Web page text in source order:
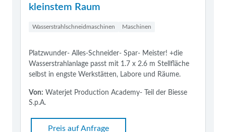
kleinstem Raum
Wasserstrahlschneidmaschinen Maschinen
Platzwunder- Alles-Schneider- Spar- Meister! +die
Wasserstrahlanlage passt mit 1.7 x 2.6 m Stellfläche
selbst in engste Werkstätten, Labore und Räume.
Von: Waterjet Production Academy- Teil der Biesse
S.p.A.
Preis auf Anfrage